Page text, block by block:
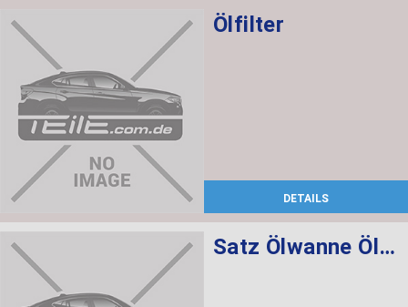
Ölfilter
DETAILS
Satz Ölwanne Ölfilter Automatikgetriebe